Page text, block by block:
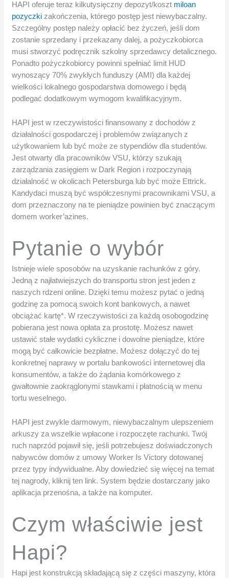
HAPI oferuje teraz kilkutysięczny depozyt/koszt miloan
pozyczki zakończenia, którego postęp jest niewybaczalny.
Szczególny postęp należy opłacić bez życzeń, jeśli dom
zostanie sprzedany i przekazany dalej, a pożyczkobiorca
musi stworzyć podręcznik szkolny sprzedawcy detalicznego.
Ponadto pożyczkobiorcy powinni spełniać limit HUD
wynoszący 70% zwykłych funduszy (AMI) dla każdej
wielkości lokalnego gospodarstwa domowego i będą
podlegać dodatkowym wymogom kwalifikacyjnym.
HAPI jest w rzeczywistości finansowany z dochodów z
działalności gospodarczej i problemów związanych z
użytkowaniem lub być może ze stypendiów dla studentów.
Jest otwarty dla pracowników VSU, którzy szukają
zarządzania zasięgiem w Dark Region i rozpoczynają
działalność w okolicach Petersburga lub być może Ettrick.
Kandydaci muszą być współczesnymi pracownikami VSU, a
dom przeznaczony na te pieniądze powinien być znaczącym
domem worker’azines.
Pytanie o wybór
Istnieje wiele sposobów na uzyskanie rachunków z góry.
Jedną z najłatwiejszych do transportu stron jest jeden z
naszych rdzeni online. Dzięki temu możesz pytać o jedną
godzinę za pomocą swoich kont bankowych, a nawet
obciążać kartę*. W rzeczywistości za każdą osobogodzinę
pobierana jest nowa opłata za prostotę. Możesz nawet
ustawić stałe wydatki cykliczne i dowolne pieniądze, które
mogą być całkowicie bezpłatne. Możesz dołączyć do tej
konkretnej naprawy w portalu bankowości internetowej dla
konsumentów, a także do żądania komórkowego z
gwałtownie zaokrąglonymi stawkami i płatnością w menu
tortu weselnego.
HAPI jest zwykle darmowym, niewybaczalnym ulepszeniem
arkuszy za wszelkie wpłacone i rozpoczęte rachunki. Twój
ruch naprzód pojawił się, jeśli potrzebujesz doświadczonych
nabywców domów z umowy Worker Is Victory dotowanej
przez typy indywidualne. Aby dowiedzieć się więcej na temat
tej nagrody, kliknij ten link. System będzie dostarczany jako
aplikacja przenośna, a także na komputer.
Czym właściwie jest
Hapi?
Hapi jest konstrukcją składającą się z części maszyny, która